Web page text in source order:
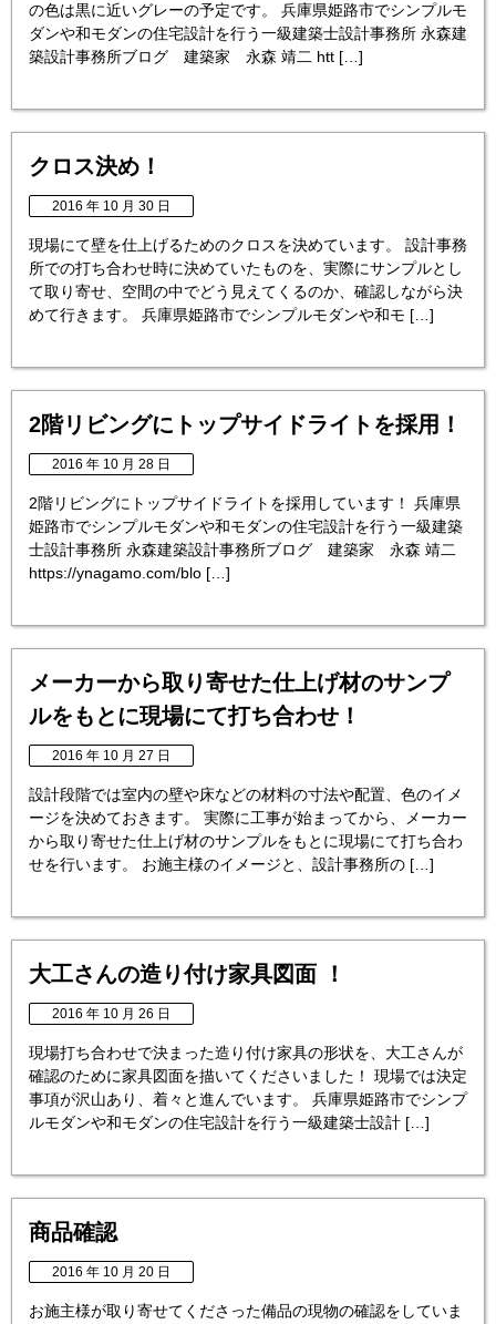
の色は黒に近いグレーの予定です。 兵庫県姫路市でシンプルモ
ダンや和モダンの住宅設計を行う一級建築士設計事務所 永森建
築設計事務所ブログ 建築家 永森 靖二 htt […]
クロス決め！
2016 年 10 月 30 日
現場にて壁を仕上げるためのクロスを決めています。 設計事務
所での打ち合わせ時に決めていたものを、実際にサンプルとし
て取り寄せ、空間の中でどう見えてくるのか、確認しながら決
めて行きます。 兵庫県姫路市でシンプルモダンや和モ […]
2階リビングにトップサイドライトを採用！
2016 年 10 月 28 日
2階リビングにトップサイドライトを採用しています！ 兵庫県
姫路市でシンプルモダンや和モダンの住宅設計を行う一級建築
士設計事務所 永森建築設計事務所ブログ 建築家 永森 靖二
https://ynagamo.com/blo […]
メーカーから取り寄せた仕上げ材のサンプ
ルをもとに現場にて打ち合わせ！
2016 年 10 月 27 日
設計段階では室内の壁や床などの材料の寸法や配置、色のイメ
ージを決めておきます。 実際に工事が始まってから、メーカー
から取り寄せた仕上げ材のサンプルをもとに現場にて打ち合わ
せを行います。 お施主様のイメージと、設計事務所の […]
大工さんの造り付け家具図面 ！
2016 年 10 月 26 日
現場打ち合わせで決まった造り付け家具の形状を、大工さんが
確認のために家具図面を描いてくださいました！ 現場では決定
事項が沢山あり、着々と進んでいます。 兵庫県姫路市でシンプ
ルモダンや和モダンの住宅設計を行う一級建築士設計 […]
商品確認
2016 年 10 月 20 日
お施主様が取り寄せてくださった備品の現物の確認をしていま